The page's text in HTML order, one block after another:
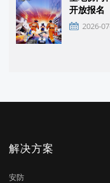
开放报名
2026-
解决方案
安防